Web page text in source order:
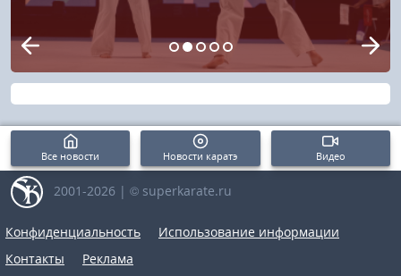
Все новости Новости каратэ Видео
2001-2026 | © superkarate.ru
Конфиденциальность
Использование информации
Контакты
Реклама